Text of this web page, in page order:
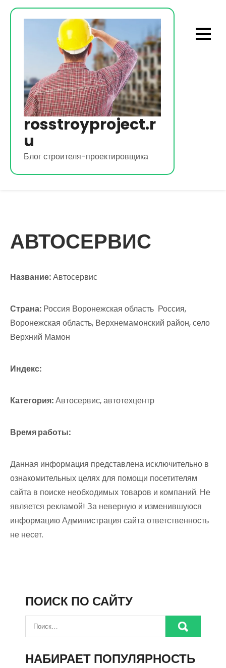
Перейти
rosstroyproject.r
u
Блог строителя-проектировщика
АВТОСЕРВИС
Название:Автосервис
Страна: Россия Воронежская область Россия,
Воронежская область, Верхнемамонский район, село
Верхний Мамон
Индекс:
Категория:Автосервис, автотехцентр
Время работы:
Данная информация представлена исключительно в
ознакомительных целях для помощи посетителям
сайта в поиске необходимых товаров и компаний. Не
является рекламой! За неверную и изменившуюся
информацию Администрация сайта ответственность
не несет.
ПОИСК ПО САЙТУ
НАБИРАЕТ ПОПУЛЯРНОСТЬ